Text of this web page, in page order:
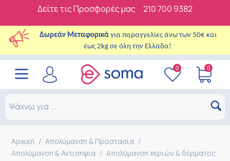
Δείτε τις Προσφορές μας 210 700 9382
Δωρεάν Μεταφορικά για παραγγελίες άνω των 50€ και
έως 2kg σε όλη την Ελλάδα!
0 0
Αρχική / Απολύμανση & Προστασία /
Απολύμανση & Αντισηψία / Aπολύμανση χεριών & δέρματος